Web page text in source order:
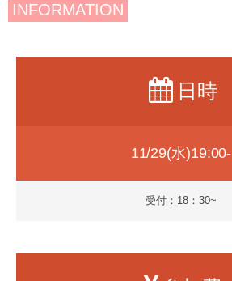
INFORMATION
日時
11/29(水)19:00-
受付：18：30~